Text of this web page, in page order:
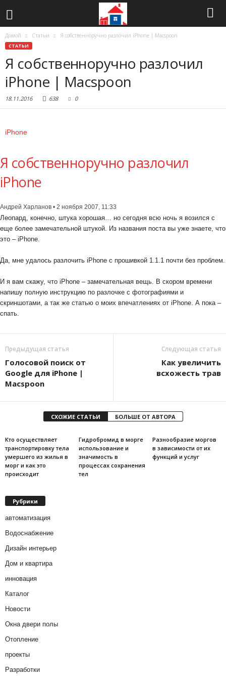
Домой Статьи Я собственноручно разлочил iPhone | Macspoon
СТАТЬИ
Я собственноручно разлочил
iPhone | Macspoon
18.11.2016 638 0
iPhone
Я собственноручно разлочил
iPhone
Андрей Харланов • 2 ноября 2007, 11:33
Леопард, конечно, штука хорошая… но сегодня всю ночь я возился с
еще более замечательной штукой. Из названия поста вы уже знаете, что
это – iPhone.
Да, мне удалось разлочить iPhone с прошивкой 1.1.1 почти без проблем.
И я вам скажу, что iPhone – замечательная вещь. В скором времени
напишу полную инструкцию по разлочке с фотографиями и
скриншотами, а так же статью о моих впечатлениях от iPhone. А пока –
спать.
Предыдущая статья
Голосовой поиск от
Google для iPhone |
Macspoon
Следующая статья
Как увеличить
всхожесть трав
СХОЖИЕ СТАТЬИ БОЛЬШЕ ОТ АВТОРА
Кто осуществляет
транспортировку тела
умершего из жилья в
морг и как это
происходит
Гидробромид в морге
использование и
значимость в
процессах сохранения
тел
Разнообразие моргов
в зависимости от их
функций и услуг
Рубрики
автоматизация
Водоснабжение
Дизайн интерьер
Дом и квартира
инновация
Каталог
Новости
Окна двери полы
Отопление
проекты
Разработки